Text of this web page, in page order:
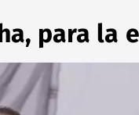
para la